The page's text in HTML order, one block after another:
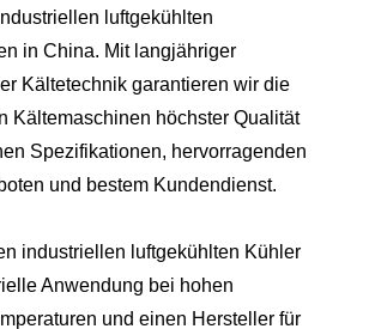
luftgekühlten
in China. Mit langjähriger
Kältetechnik garantieren wir die
Kältemaschinen höchster Qualität
Spezifikationen, hervorragenden
und bestem Kundendienst.
industriellen luftgekühlten Kühler
Anwendung bei hohen
und einen Hersteller für